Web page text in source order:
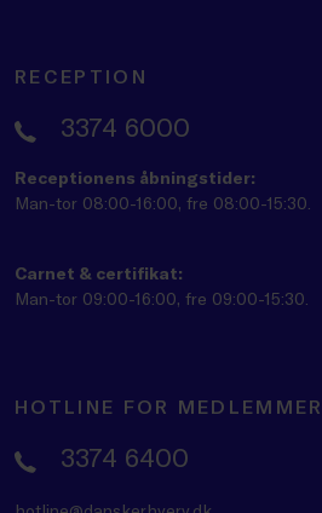
RECEPTION
3374 6000
Receptionens åbningstider:
Man-tor 08:00-16:00, fre 08:00-15:30.
Carnet & certifikat:
Man-tor 09:00-16:00, fre 09:00-15:30.
HOTLINE FOR MEDLEMMER
3374 6400